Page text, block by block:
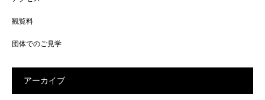
観覧料
団体でのご見学
アーカイブ